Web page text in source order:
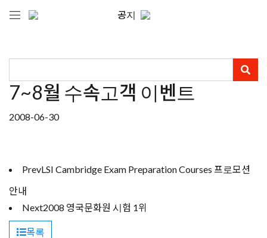
공지
7~8월 수속고객 이벤트
2008-06-30
PrevLSI Cambridge Exam Preparation Courses 프로모션
안내
Next2008 영국문화원 시험 1위
목록